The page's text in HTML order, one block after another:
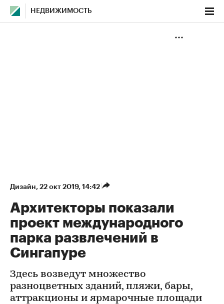
НЕДВИЖИМОСТЬ
Дизайн⁠, 22 окт 2019, 14:42
Архитекторы показали
проект международного
парка развлечений в
Сингапуре
Здесь возведут множество
разноцветных зданий, пляжи, бары,
аттракционы и ярмарочные площади